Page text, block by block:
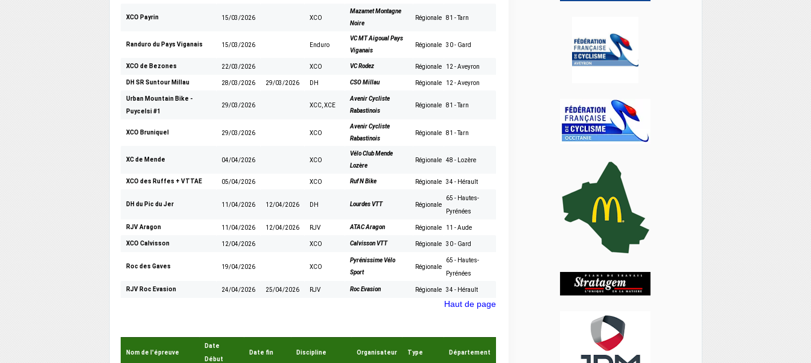
XCO Payrin 15/03/2026 XCO
Mazamet Montagne
Noire
Régionale 81 - Tarn
Randuro du Pays Viganais 15/03/2026 Enduro
VC MT Aigoual Pays
Viganais
Régionale 30 - Gard
XCO de Bezones 22/03/2026 XCO VC Rodez Régionale 12 - Aveyron
DH SR Suntour Millau 28/03/2026 29/03/2026 DH CSO Millau Régionale 12 - Aveyron
Urban Mountain Bike -
Puycelsi #1
29/03/2026 XCC XCE
Avenir Cycliste
Rabastinois
Régionale 81 - Tarn
XCO Bruniquel 29/03/2026 XCO
Avenir Cycliste
Rabastinois
Régionale 81 - Tarn
XC de Mende 04/04/2026 XCO
Vélo Club Mende
Lozère
Régionale 48 - Lozère
XCO des Ruffes + VTTAE 05/04/2026 XCO Ruf N Bike Régionale 34 - Hérault
DH du Pic du Jer 11/04/2026 12/04/2026 DH Lourdes VTT Régionale
65 - Hautes-
Pyrénées
RJV Aragon 11/04/2026 12/04/2026 RJV ATAC Aragon Régionale 11 - Aude
XCO Calvisson 12/04/2026 XCO Calvisson VTT Régionale 30 - Gard
Roc des Gaves 19/04/2026 XCO
Pyrénissime Vélo
Sport
Régionale
65 - Hautes-
Pyrénées
RJV Roc Evasion 24/04/2026 25/04/2026 RJV Roc Evasion Régionale 34 - Hérault
Haut de page
Nom de l'épreuve
Date
Début
Date fin Discipline Organisateur Type Département